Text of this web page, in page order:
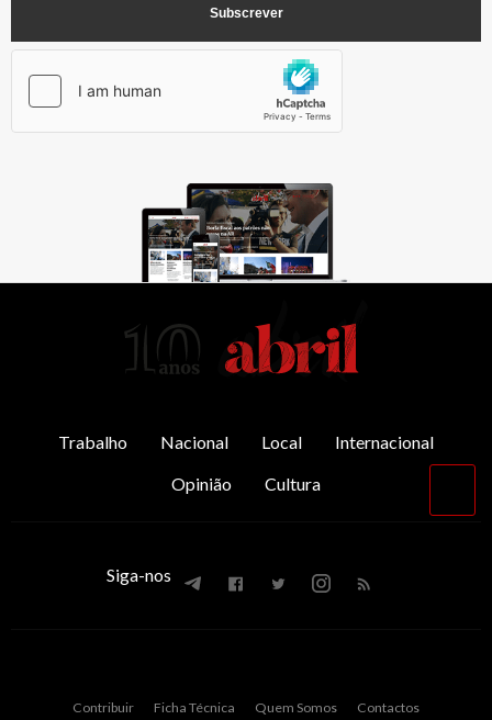
Trabalho Nacional Local
Internacional
Opinião
Cultura
Siga-nos
Contribuir Ficha Técnica Quem Somos Contactos